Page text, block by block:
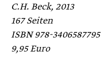
C.H. Beck, 2013
167 Seiten
ISBN 978-3406587795
9,95 Euro